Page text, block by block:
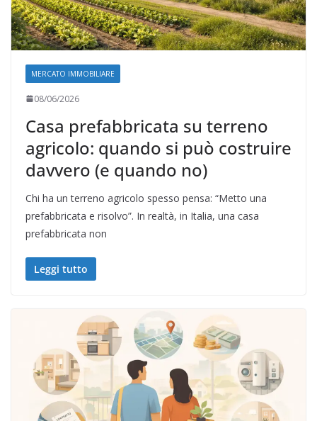
MERCATO IMMOBILIARE
08/06/2026
Casa prefabbricata su terreno
agricolo: quando si può costruire
davvero (e quando no)
Chi ha un terreno agricolo spesso pensa: “Metto una
prefabbricata e risolvo”. In realtà, in Italia, una casa
prefabbricata non
Leggi tutto